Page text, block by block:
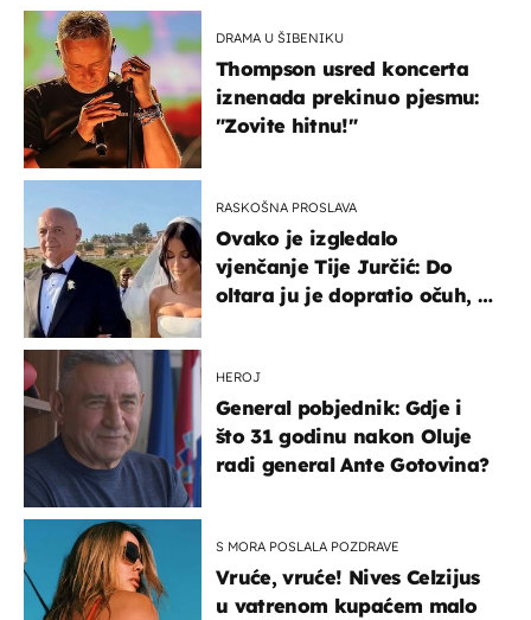
DRAMA U ŠIBENIKU
Thompson usred koncerta
iznenada prekinuo pjesmu:
"Zovite hitnu!"
RASKOŠNA PROSLAVA
Ovako je izgledalo
vjenčanje Tije Jurčić: Do
oltara ju je dopratio očuh, a
HEROJ
General pobjednik: Gdje i
što 31 godinu nakon Oluje
radi general Ante Gotovina?
S MORA POSLALA POZDRAVE
Vruće, vruće! Nives Celzijus
u vatrenom kupaćem malo